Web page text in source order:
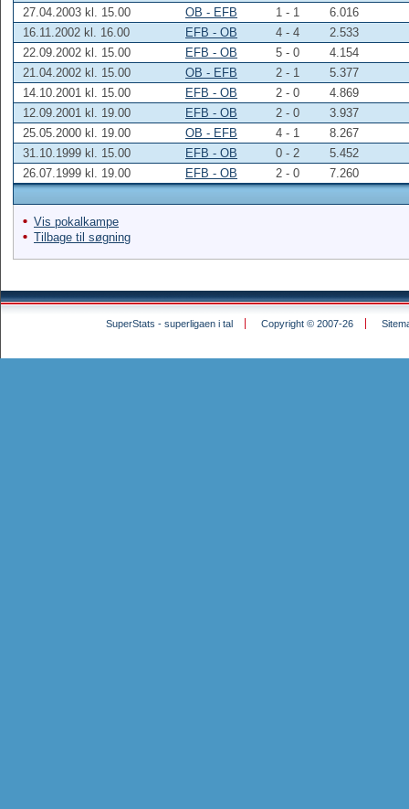
27.04.2003 kl. 15.00 OB - EFB 1 - 1
6.016
16.11.2002 kl. 16.00
EFB - OB 4 - 4
2.533
22.09.2002 kl. 15.00
EFB - OB 5 - 0
4.154
21.04.2002 kl. 15.00
OB - EFB 2 - 1
5.377
14.10.2001 kl. 15.00
EFB - OB 2 - 0
4.869
12.09.2001 kl. 19.00
EFB - OB 2 - 0
3.937
25.05.2000 kl. 19.00
OB - EFB 4 - 1
8.267
31.10.1999 kl. 15.00
EFB - OB 0 - 2
5.452
26.07.1999 kl. 19.00
EFB - OB 2 - 0 7.260
Vis pokalkampe
Tilbage til søgning
SuperStats - superligaen i tal Copyright © 2007-26